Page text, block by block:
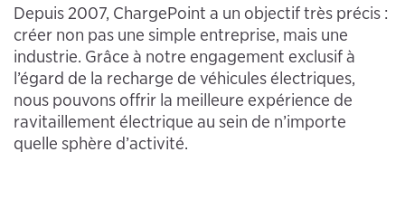
Depuis 2007, ChargePoint a un objectif très précis :
créer non pas une simple entreprise, mais une
industrie. Grâce à notre engagement exclusif à
l’égard de la recharge de véhicules électriques,
nous pouvons offrir la meilleure expérience de
ravitaillement électrique au sein de n’importe
quelle sphère d’activité.